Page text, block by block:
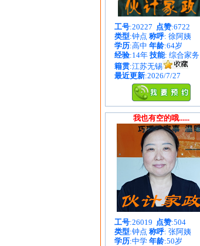
工号:20227 点赞:6722
类型:钟点 称呼: 徐阿姨
学历:高中 年龄:64岁
经验:14年 技能: 综合家务
籍贯:江苏无锡
最近更新:2026/7/27
我也有空的哦......
工号:26019 点赞:504
类型:钟点 称呼: 张阿姨
学历:中学 年龄:50岁